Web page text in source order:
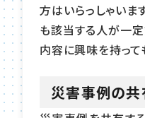
方はいらっしゃいま
も該当する人が一
内容に興味を持って
災害事例の共